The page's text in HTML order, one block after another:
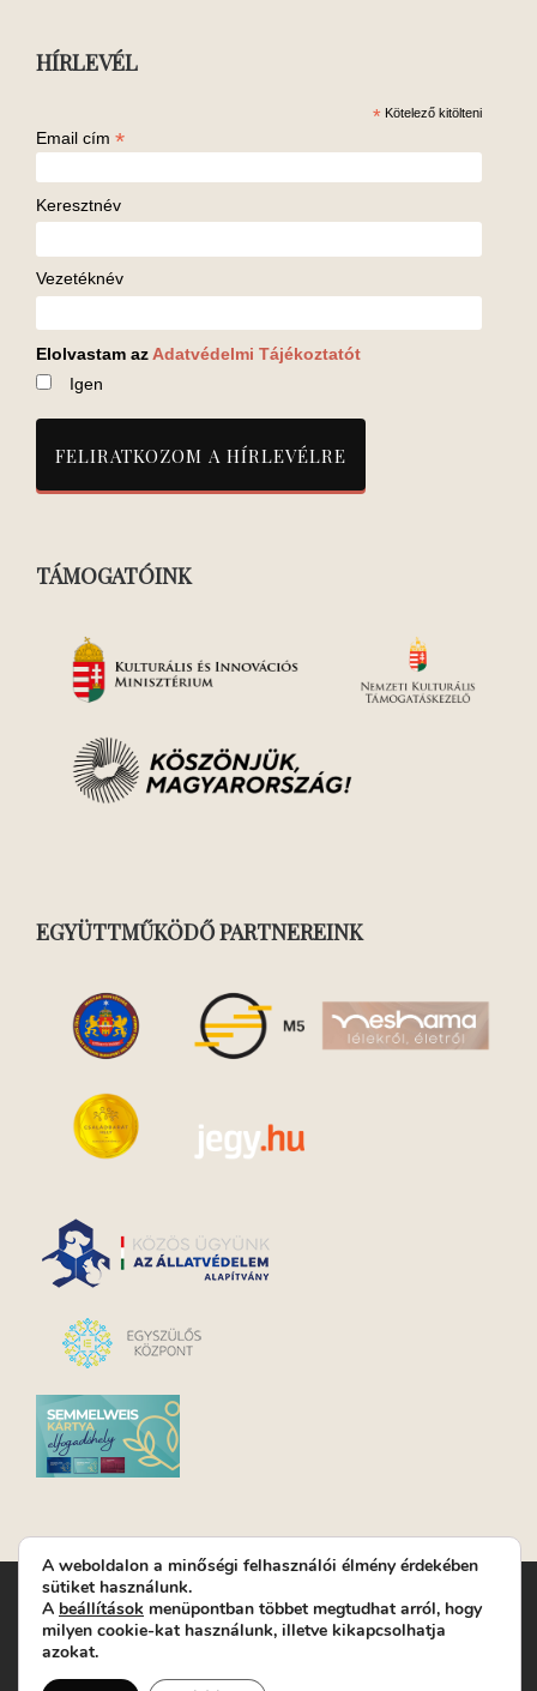
HÍRLEVÉL
* Kötelező kitölteni
Email cím *
Keresztnév
Vezetéknév
Elolvastam az Adatvédelmi Tájékoztatót
Igen
TÁMOGATÓINK
EGYÜTTMŰKÖDŐ PARTNEREINK
Turay Ida Színház Közhasznú Nonprofit Kft. | Működési
helyszín: Turay Ida Színház 1089 Budapest, Kálvária tér 6. |
Levelezési cím: 1089 Budapest, Kálvária tér 14. | Titkárság:
A weboldalon a minőségi felhasználói élmény érdekében
sütiket használunk.
A beállítások menüpontban többet megtudhat arról, hogy
milyen cookie-kat használunk, illetve kikapcsolhatja
azokat.